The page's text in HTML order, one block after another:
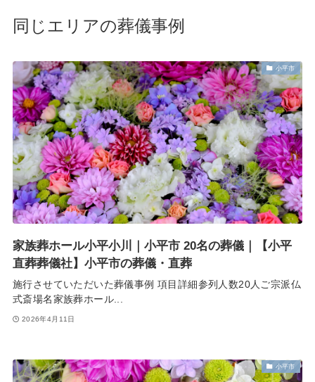
同じエリアの葬儀事例
小平市
家族葬ホール小平小川｜小平市 20名の葬儀｜【小平
直葬葬儀社】小平市の葬儀・直葬
施行させていただいた葬儀事例 項目詳細参列人数20人ご宗派仏
式斎場名家族葬ホール...
2026年4月11日
小平市